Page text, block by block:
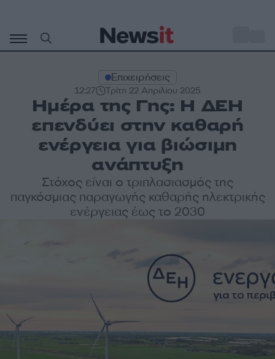
περιεχόμενο
Επιχειρήσεις
12:27 Τρίτη 22 Απριλίου 2025
Ημέρα της Γης: Η ΔΕΗ
επενδύει στην καθαρή
ενέργεια για βιώσιμη
ανάπτυξη
Στόχος είναι ο τριπλασιασμός της
παγκόσμιας παραγωγής καθαρής ηλεκτρικής
ενέργειας έως το 2030